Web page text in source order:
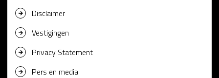
Disclaimer
Vestigingen
Privacy Statement
Pers en media